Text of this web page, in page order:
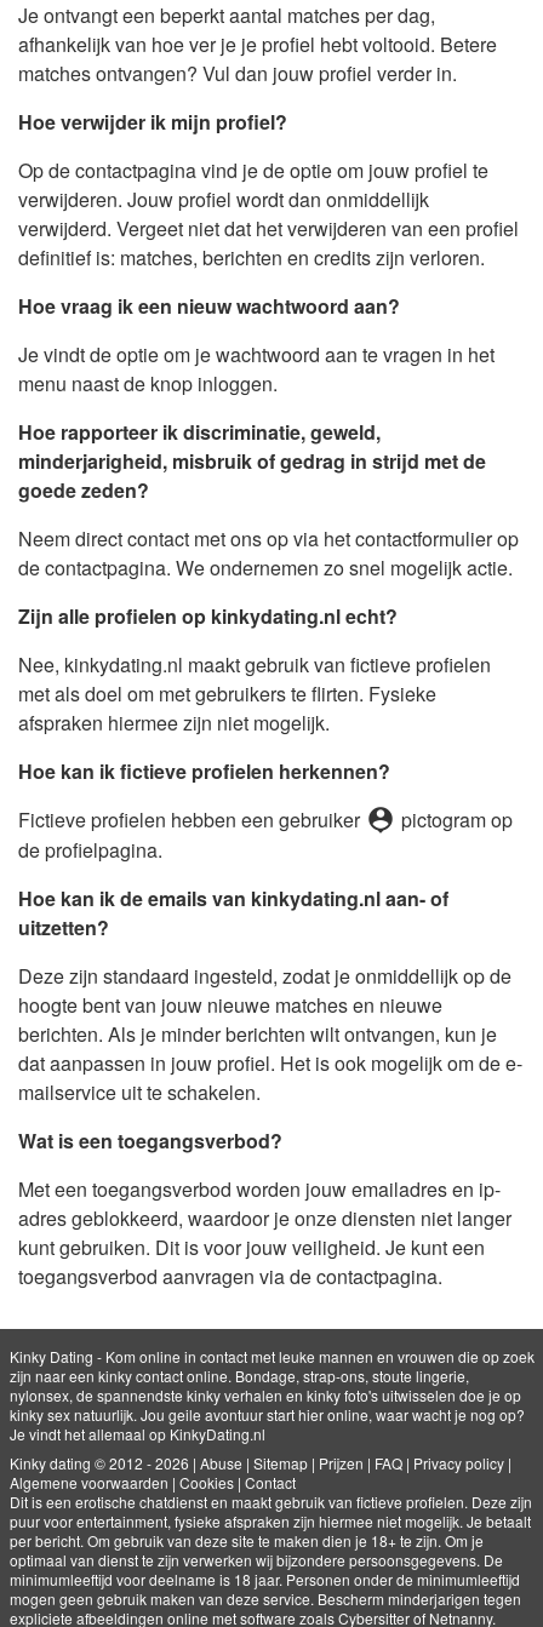
Je ontvangt een beperkt aantal matches per dag,
afhankelijk van hoe ver je je profiel hebt voltooid. Betere
matches ontvangen? Vul dan jouw profiel verder in.
Hoe verwijder ik mijn profiel?
Op de contactpagina vind je de optie om jouw profiel te
verwijderen. Jouw profiel wordt dan onmiddellijk
verwijderd. Vergeet niet dat het verwijderen van een profiel
definitief is: matches, berichten en credits zijn verloren.
Hoe vraag ik een nieuw wachtwoord aan?
Je vindt de optie om je wachtwoord aan te vragen in het
menu naast de knop inloggen.
Hoe rapporteer ik discriminatie, geweld,
minderjarigheid, misbruik of gedrag in strijd met de
goede zeden?
Neem direct contact met ons op via het contactformulier op
de contactpagina. We ondernemen zo snel mogelijk actie.
Zijn alle profielen op kinkydating.nl echt?
Nee, kinkydating.nl maakt gebruik van fictieve profielen
met als doel om met gebruikers te flirten. Fysieke
afspraken hiermee zijn niet mogelijk.
Hoe kan ik fictieve profielen herkennen?
Fictieve profielen hebben een gebruiker person_pin pictogram op
de profielpagina.
Hoe kan ik de emails van kinkydating.nl aan- of
uitzetten?
Deze zijn standaard ingesteld, zodat je onmiddellijk op de
hoogte bent van jouw nieuwe matches en nieuwe
berichten. Als je minder berichten wilt ontvangen, kun je
dat aanpassen in jouw profiel. Het is ook mogelijk om de e-
mailservice uit te schakelen.
Wat is een toegangsverbod?
Met een toegangsverbod worden jouw emailadres en ip-
adres geblokkeerd, waardoor je onze diensten niet langer
kunt gebruiken. Dit is voor jouw veiligheid. Je kunt een
toegangsverbod aanvragen via de contactpagina.
Kinky Dating - Kom online in contact met leuke mannen en vrouwen die op zoek
zijn naar een kinky contact online. Bondage, strap-ons, stoute lingerie,
nylonsex, de spannendste kinky verhalen en kinky foto's uitwisselen doe je op
kinky sex natuurlijk. Jou geile avontuur start hier online, waar wacht je nog op?
Je vindt het allemaal op KinkyDating.nl
Kinky dating © 2012 - 2026 | Abuse | Sitemap| Prijzen | FAQ| Privacy policy|
Algemene voorwaarden | Cookies| Contact
Dit is een erotische chatdienst en maakt gebruik van fictieve profielen. Deze zijn
puur voor entertainment, fysieke afspraken zijn hiermee niet mogelijk. Je betaalt
per bericht. Om gebruik van deze site te maken dien je 18+ te zijn. Om je
optimaal van dienst te zijn verwerken wij bijzondere persoonsgegevens. De
minimumleeftijd voor deelname is 18 jaar. Personen onder de minimumleeftijd
mogen geen gebruik maken van deze service. Bescherm minderjarigen tegen
expliciete afbeeldingen online met software zoals Cybersitter of Netnanny.